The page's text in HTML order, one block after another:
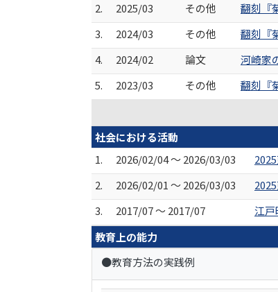
2.
2025/03 その他
翻刻『
3.
2024/03 その他
翻刻『
4.
2024/02 論文
河崎家
5.
2023/03 その他
翻刻『
社会における活動
1.
2026/02/04 ～ 2026/03/03
2.
2026/02/01 ～ 2026/03/03
3.
2017/07 ～ 2017/07
江
教育上の能力
●教育方法の実践例